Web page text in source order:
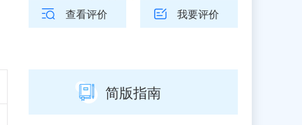
查看评价 我要评价
简版指南